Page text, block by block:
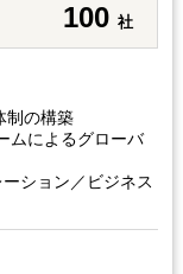
100 社
制の構築
ムによるグローバ
ション／ビジネス